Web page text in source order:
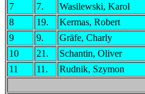
7
7. Wasilewski, Karol
8
19. Kermas, Robert
9
9. Gräfe, Charly
10
21. Schantin, Oliver
11
11. Rudnik, Szymon